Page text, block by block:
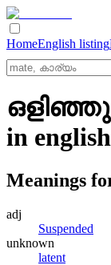
HomeEnglish listing
in english
Meanings
adj
Suspended
unknown
latent